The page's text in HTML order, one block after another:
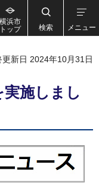
横浜市
トップ
検索 メニュー
更新日 2024年10月31日
施しまし